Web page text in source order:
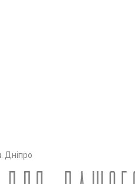
Дніпро